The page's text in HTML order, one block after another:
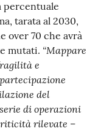
percentuale
tarata al 2030,
over 70 che avrà
mutati. “Mappare
e
del
di operazioni
rilevate –